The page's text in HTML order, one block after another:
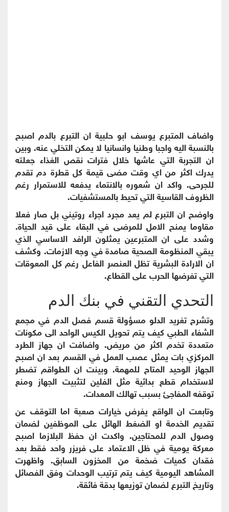
واضاف المتبرع يوسف ابو حلبية ان التبرع بالدم اصبح
بالنسبة اليه واجبا وطنيا وانسانيا لا يمكن التخلي عنه. وبين
ان التجربة التي عاشها خلال فترات نقص الغذاء جعلته
يدرك اكثر من اي وقت مضى قيمة كل قطرة دم تقدم
للجرحى. واكد ان شعوره بالانتماء يدفعه للاستمرار رغم
الظروف القاسية التي تحيط بالمستشفيات.
واوضح ان التبرع لم يعد مجرد اجراء روتيني بل صار فعلا
مقاوما يمنح الامل للمرضى في البقاء على قيد الحياة.
وشدد على ان المتبرعين يمثلون الرافد الاساسي الذي
يبقي المنظومة الصحية صامدة في وجه الازمات. وكشف
ان الارادة البشرية تظل العنصر الفاعل رغم كل المعوقات
التي تفرضها الحرب على القطاع.
التحدي التقني في بنك الدم
وتشرح تغريد الدلو مسؤولة قسم فصل الدم في مجمع
الشفاء الطبي كيف يتم تحويل الكيس الواحد الى مكونات
متعددة تخدم اكثر من مريض. واضافت ان جهاز الطرد
المركزي بات يمثل عصب العمل في القسم بعد ان اصبح
الجهاز الوحيد المتاح للمهمة. وبينت ان الطواقم تضطر
لاستخدام قطع بدائية مثل الفلين لتثبيت الجهاز ومنع
توقفه المفاجئ بسبب تهالك المعدات.
وتابعت ان الواقع يفرض خيارات صعبة اما التوقف عن
تقديم الخدمة او الضغط الهائل على الموظفين لضمان
وصول الدم للمحتاجين. واكدت ان حفظ البلازما اصبح
معركة يومية في ظل الاعتماد على فريزر واحد فقط بعد
فقدان كميات ضخمة من المخزون السابق. واظهرت
المشاهد اليومية كيف يتم ترتيب الوحدات وفق الفصائل
وتاريخ التبرع لضمان توزيعها بدقة فائقة.